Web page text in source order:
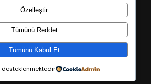
ADMIN → Görünüm → Menüler
yapınız.
ADMIN → Görünüm → Menüler
yapınız.
Özelleştir
Tümünü Reddet
Tümünü Kabul Et
desteklenmektedir